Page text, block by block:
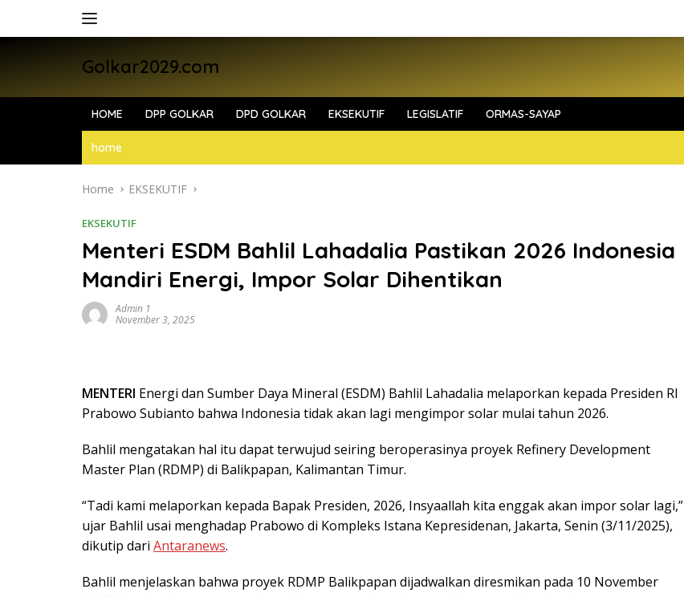
Golkar2029.com
HOME DPP GOLKAR DPD GOLKAR EKSEKUTIF LEGISLATIF ORMAS-SAYAP
home
Home EKSEKUTIF
EKSEKUTIF
Menteri ESDM Bahlil Lahadalia Pastikan 2026 Indonesia
Mandiri Energi, Impor Solar Dihentikan
Admin 1
November 3, 2025
MENTERI Energi dan Sumber Daya Mineral (ESDM) Bahlil Lahadalia melaporkan kepada Presiden RI
Prabowo Subianto bahwa Indonesia tidak akan lagi mengimpor solar mulai tahun 2026.
Bahlil mengatakan hal itu dapat terwujud seiring beroperasinya proyek Refinery Development
Master Plan (RDMP) di Balikpapan, Kalimantan Timur.
“Tadi kami melaporkan kepada Bapak Presiden, 2026, Insyaallah kita enggak akan impor solar lagi,”
ujar Bahlil usai menghadap Prabowo di Kompleks Istana Kepresidenan, Jakarta, Senin (3/11/2025),
dikutip dari Antaranews.
Bahlil menjelaskan bahwa proyek RDMP Balikpapan dijadwalkan diresmikan pada 10 November